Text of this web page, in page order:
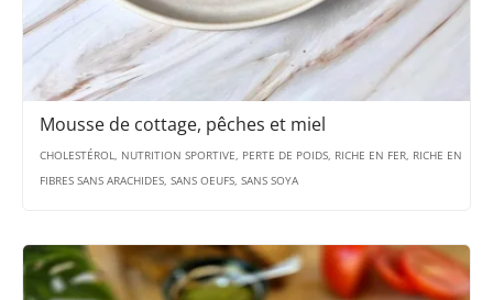
Mousse de cottage, pêches et miel
CHOLESTÉROL, NUTRITION SPORTIVE, PERTE DE POIDS, RICHE EN FER, RICHE EN
FIBRES SANS ARACHIDES, SANS OEUFS, SANS SOYA